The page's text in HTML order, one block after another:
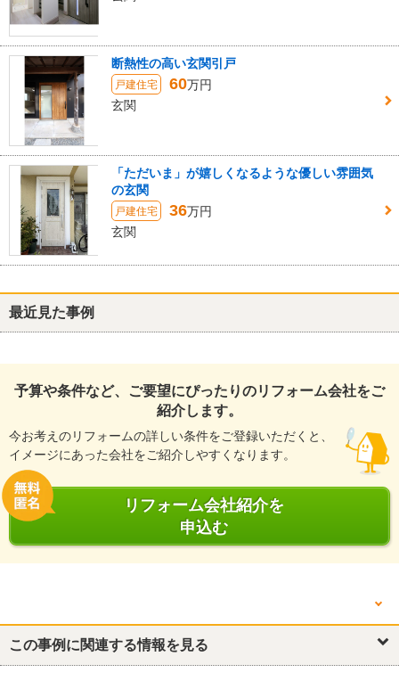
断熱性の高い玄関引戸
戸建住宅 60万円
玄関
「ただいま」が嬉しくなるような優しい雰囲気
の玄関
戸建住宅 36万円
玄関
最近見た事例
予算や条件など、ご要望にぴったりのリフォーム会社をご
紹介します。
今お考えのリフォームの詳しい条件をご登録いただくと、
イメージにあった会社をご紹介しやすくなります。
リフォーム会社紹介を
申込む
他の箇所を見る
キッチン・台所 浴室・ユニットバス 洗面所・脱衣所
この事例に関連する情報を見る